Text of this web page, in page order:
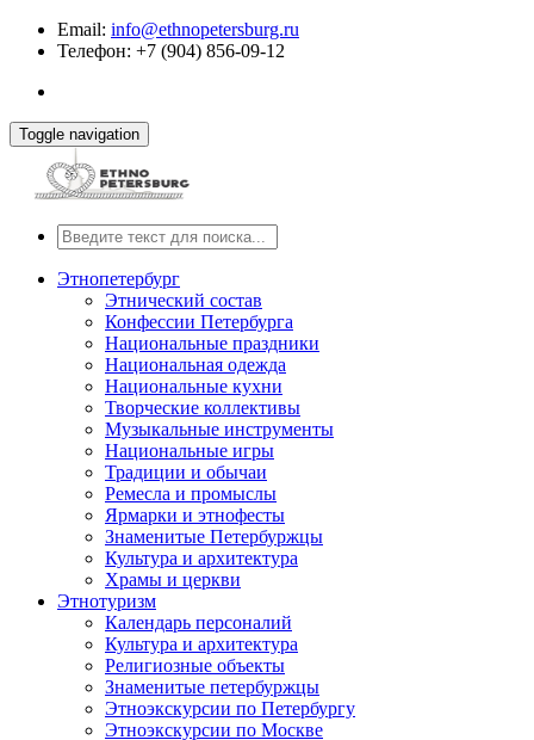
Email: info@ethnopetersburg.ru
Телефон: +7 (904) 856-09-12
Toggle navigation
Этнопетербург
Этнический состав
Конфессии Петербурга
Национальные праздники
Национальная одежда
Национальные кухни
Творческие коллективы
Музыкальные инструменты
Национальные игры
Традиции и обычаи
Ремесла и промыслы
Ярмарки и этнофесты
Знаменитые Петербуржцы
Культура и архитектура
Храмы и церкви
Этнотуризм
Календарь персоналий
Культура и архитектура
Религиозные объекты
Знаменитые петербуржцы
Этноэкскурсии по Петербургу
Этноэкскурсии по Москве